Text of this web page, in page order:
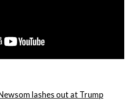
lashes out at Trump